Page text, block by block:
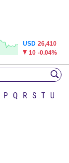
USD 26,410
10 -0.04%
P Q R S T U